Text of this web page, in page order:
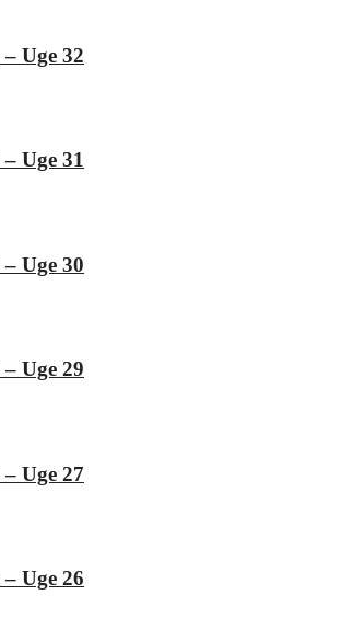
Uge 32
Uge 31
Uge 30
Uge 29
Uge 27
Uge 26